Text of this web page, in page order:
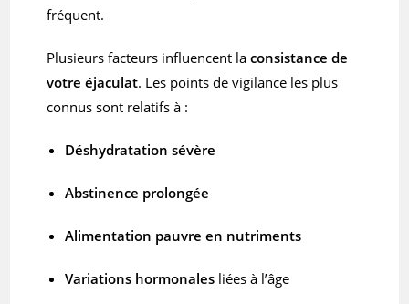
fréquent.
Plusieurs facteurs influencent laconsistance de
votre éjaculat. Les points de vigilance les plus
connus sont relatifs à :
Déshydratation sévère
Abstinence prolongée
Alimentation pauvre en nutriments
Variations hormonales liées à l’âge